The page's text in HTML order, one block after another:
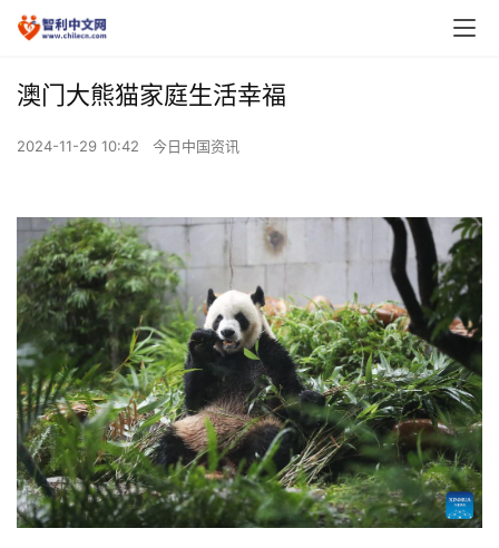
澳门大熊猫家庭生活幸福
2024-11-29 10:42 今日中国资讯